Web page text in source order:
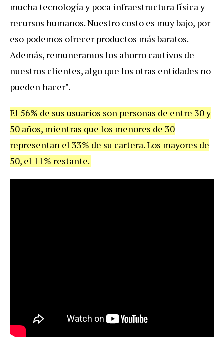
mucha tecnología y poca infraestructura física y
recursos humanos. Nuestro costo es muy bajo, por
eso podemos ofrecer productos más baratos.
Además, remuneramos los ahorro cautivos de
nuestros clientes, algo que los otras entidades no
pueden hacer".
El 56% de sus usuarios son personas de entre 30 y
50 años, mientras que los menores de 30
representan el 33% de su cartera. Los mayores de
50, el 11% restante.